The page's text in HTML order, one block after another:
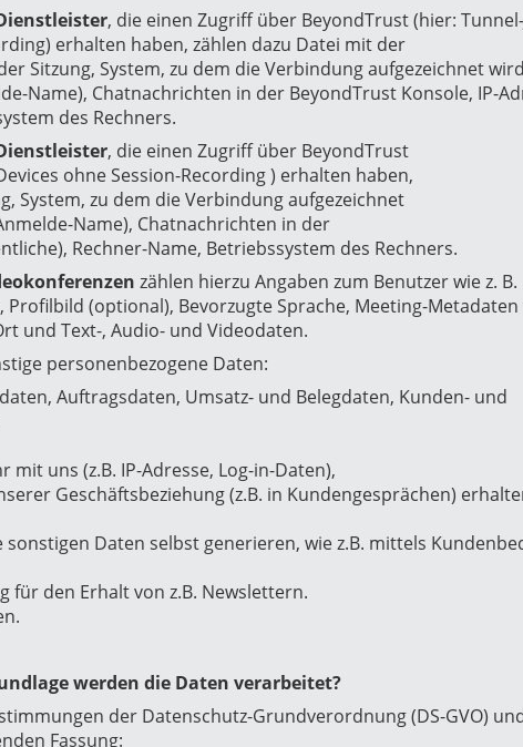
, die einen Zugriff über BeyondTrust (hier:
erhalten haben, zählen dazu Datei mit der
Sitzung, System, zu dem die Verbindung aufgezeichnet
Name), Chatnachrichten in der BeyondTrust Konsole, IP-
des Rechners.
, die einen Zugriff über BeyondTrust
ohne Session-Recording ) erhalten haben,
System, zu dem die Verbindung aufgezeichnet
Name), Chatnachrichten in der
Rechner-Name, Betriebssystem des Rechners.
zählen hierzu Angaben zum Benutzer wiez. B.
Profilbild (optional), Bevorzugte Sprache, Meeting-Metadaten
und Text-, Audio- und Videodaten.
personenbezogene Daten:
Auftragsdaten, Umsatz- und Belegdaten, Kunden- und
uns (z.B. IP-Adresse, Log-in-Daten),
Geschäftsbeziehung (z.B. in Kundengesprächen)
Daten selbst generieren, wie z.B. mittels
den Erhalt von z.B. Newslettern.
werden die Daten verarbeitet?
der Datenschutz-Grundverordnung (DS-GVO)
Fassung: